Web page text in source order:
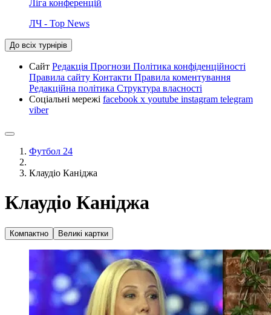
Ліга конференцій
ЛЧ - Top News
До всіх турнірів
Сайт Редакція Прогнози Політика конфіденційності
Правила сайту Контакти Правила коментування
Редакційна політика Структура власності
Соціальні мережі facebook x youtube instagram telegram
viber
Футбол 24
Клаудіо Каніджа
Клаудіо Каніджа
Компактно Великі картки